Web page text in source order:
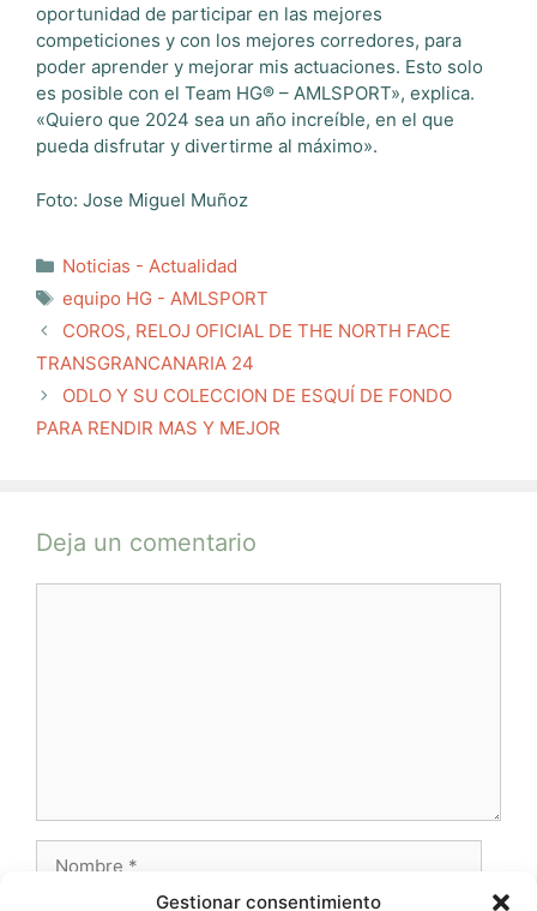
Gestionar consentimiento
oportunidad de participar en las mejores
competiciones y con los mejores corredores, para
poder aprender y mejorar mis actuaciones. Esto solo
es posible con el Team HG® – AMLSPORT», explica.
«Quiero que 2024 sea un año increíble, en el que
pueda disfrutar y divertirme al máximo».
Foto: Jose Miguel Muñoz
Categorías
Noticias - Actualidad
Etiquetas
equipo HG - AMLSPORT
COROS, RELOJ OFICIAL DE THE NORTH FACE
TRANSGRANCANARIA 24
ODLO Y SU COLECCION DE ESQUÍ DE FONDO
PARA RENDIR MAS Y MEJOR
Deja un comentario